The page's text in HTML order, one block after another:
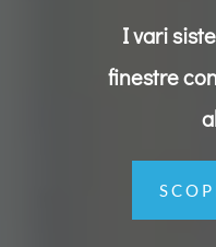
I vari
finestre